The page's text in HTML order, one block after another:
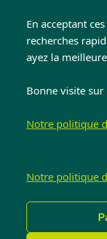
En acceptant
recherches
ayez la
Bonne visite
Notre politique
Notre politique
Remplissez le